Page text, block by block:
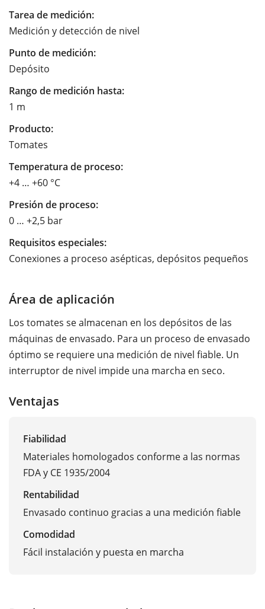
Tarea de medición:
Medición y detección de nivel
Punto de medición:
Depósito
Rango de medición hasta:
1 m
Producto:
Tomates
Temperatura de proceso:
+4 … +60 °C
Presión de proceso:
0 … +2,5 bar
Requisitos especiales:
Conexiones a proceso asépticas, depósitos pequeños
Área de aplicación
Los tomates se almacenan en los depósitos de las
máquinas de envasado. Para un proceso de envasado
óptimo se requiere una medición de nivel fiable. Un
interruptor de nivel impide una marcha en seco.
Ventajas
Fiabilidad
Materiales homologados conforme a las normas
FDA y CE 1935/2004
Rentabilidad
Envasado continuo gracias a una medición fiable
Comodidad
Fácil instalación y puesta en marcha